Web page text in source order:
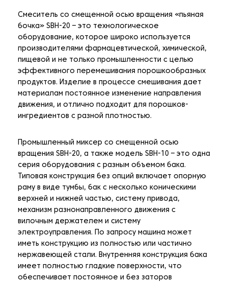
Смеситель со смещенной осью вращения «пьяная
бочка» SBH-20 – это технологическое
оборудование, которое широко используется
производителями фармацевтической, химической,
пищевой и не только промышленности с целью
эффективного перемешивания порошкообразных
продуктов. Изделие в процессе смешивания дает
материалам постоянное изменение направления
движения, и отлично подходит для порошков-
ингредиентов с разной плотностью.
Промышленный миксер со смещенной осью
вращения SBH-20, а также модель SBH-10 – это одна
серия оборудования с разным объемом бака.
Типовая конструкция без опций включает опорную
раму в виде тумбы, бак с несколько коническими
верхней и нижней частью, систему привода,
механизм разнонаправленного движения с
вилочным держателем и систему
электроуправления. По запросу машина может
иметь конструкцию из полностью или частично
нержавеющей стали. Внутренняя конструкция бака
имеет полностью гладкие поверхности, что
обеспечивает постоянное и без заторов